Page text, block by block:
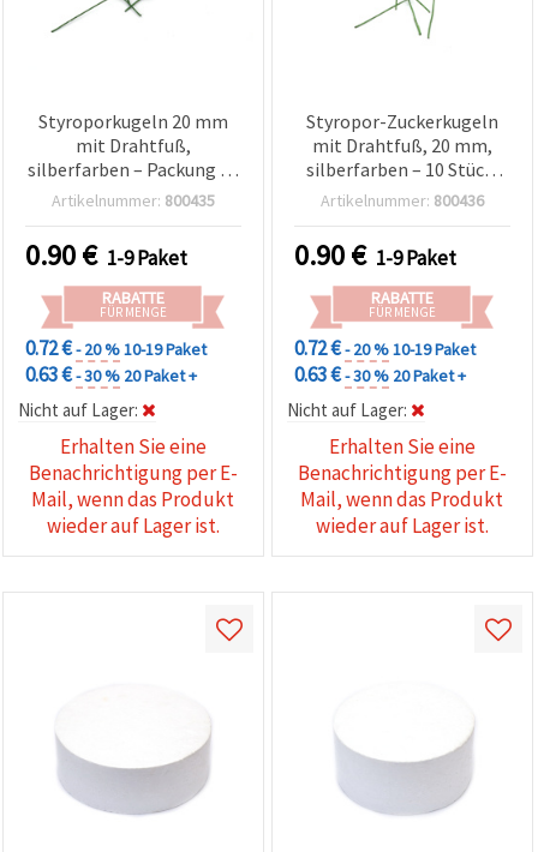
relevantere
Inhalte und
unserer
Analyse
Marketing.
Sie können
alle
Cookies
akzeptieren,
ablehnen
oder Ihre
Auswahl in
den
Einstellungen
individuell
Einwilligung
können Sie
jederzeit
ändern
widerrufen.
Datenschutzerklärung
Cookie-
Einstellungen
Styroporkugeln 20 mm
mit Drahtfuß,
silberfarben – Packung 20
Stück für Basteln,
Weihnachtsdeko
Artikelnummer: 800435
0.90€ 1-9 Paket
RABATTE
FÜR MENGE
0.72 €- 20 %10-19 Paket
0.63 €- 30 % 20 Paket +
Nicht auf Lager:
Erhalten Sie eine
Benachrichtigung per E-
Mail, wenn das Produkt
wieder auf Lager ist.
Styropor-Zuckerkugeln
mit Drahtfuß, 20 mm,
silberfarben – 10 Stück,
zum Basteln, für Floristik,
Artikelnummer: 800436
0.90€ 1-9 Paket
RABATTE
FÜR MENGE
0.72 €- 20 %10-19 Paket
0.63 €- 30 % 20 Paket +
Nicht auf Lager:
Erhalten Sie eine
Benachrichtigung per E-
Mail, wenn das Produkt
wieder auf Lager ist.